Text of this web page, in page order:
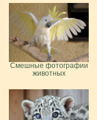
Смешные фотографии
животных